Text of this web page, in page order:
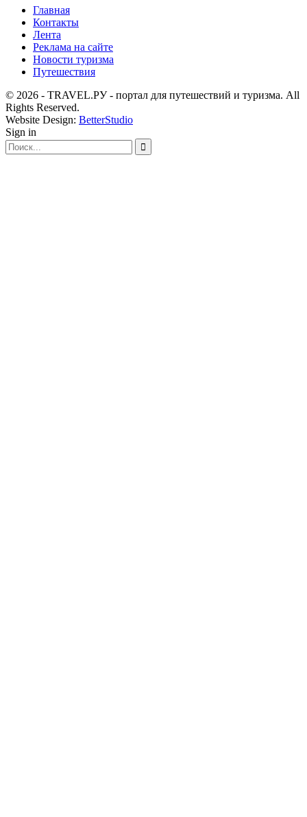
Главная
Контакты
Лента
Реклама на сайте
Новости туризма
Путешествия
© 2026 - TRAVEL.РУ - портал для путешествий и туризма. All
Rights Reserved.
Website Design: BetterStudio
Sign in